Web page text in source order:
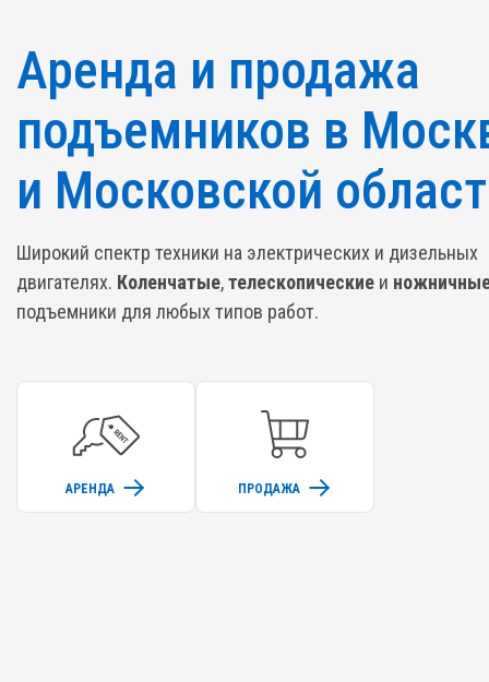
Аренда и продажа
подъемников в
и Московской
Широкий спектр техники на электрических и дизельных
двигателях. Коленчатые,телескопические и
подъемники для любых типов работ.
АРЕНДА ПРОДАЖА